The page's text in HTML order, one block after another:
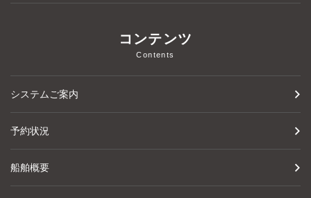
コンテンツ
Contents
システムご案内
予約状況
船舶概要